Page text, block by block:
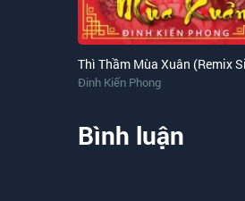
Nghe nói con gái như em rất
Nến những quan tâm bình
Damn girl anh là Fan đấy.
Đâu phải là UG thế tôi chết
Đinh Kiến Phong
Bình luận